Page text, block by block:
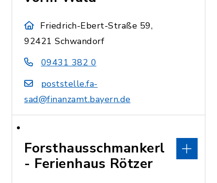
Friedrich-Ebert-Straße 59,
92421 Schwandorf
09431 382 0
poststelle.fa-
sad@finanzamt.bayern.de
Forsthausschmankerl
- Ferienhaus Rötzer